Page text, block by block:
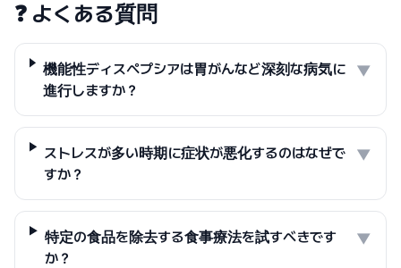
❓ よくある質問
機能性ディスペプシアは胃がんなど深刻な病気に
進行しますか？
▼
ストレスが多い時期に症状が悪化するのはなぜで
すか？
▼
特定の食品を除去する食事療法を試すべきです
か？
▼